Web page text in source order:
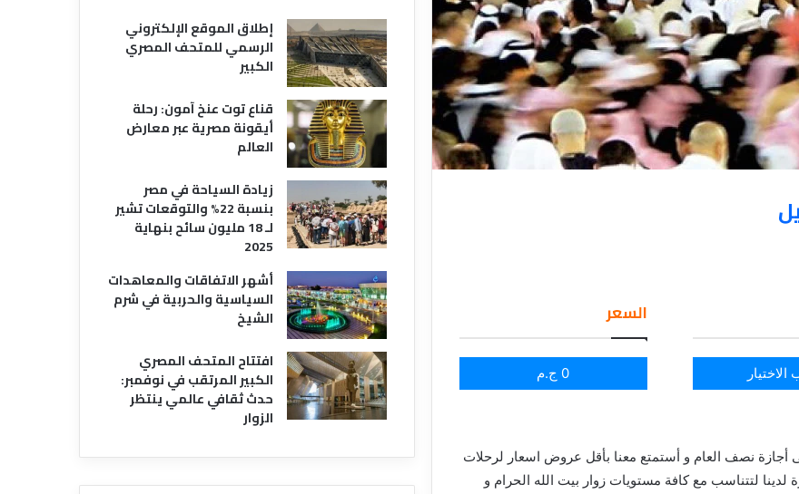
السعر
0 ج.م
نصف العام و أستمتع معنا بأقل عروض اسعار لرحلات
لتتناسب مع كافة مستويات زوار بيت الله الحرام و
ي
ا
ح
ي
إطلاق الموقع الإلكتروني
الرسمي للمتحف المصري
الكبير
قناع توت عنخ آمون: رحلة
أيقونة مصرية عبر معارض
العالم
زيادة السياحة في مصر
بنسبة 22% والتوقعات تشير
لـ 18 مليون سائح بنهاية
2025
أشهر الاتفاقات والمعاهدات
السياسية والحربية في شرم
الشيخ
افتتاح المتحف المصري
الكبير المرتقب في نوفمبر:
حدث ثقافي عالمي ينتظر
الزوار